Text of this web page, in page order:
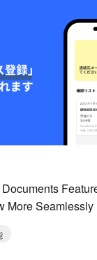
More Seamlessly